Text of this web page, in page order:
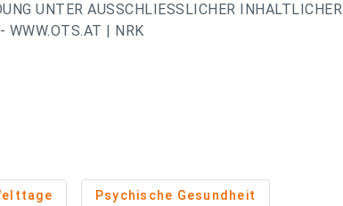
UNTER AUSSCHLIESSLICHER INHALTLICHER
WWW.OTS.AT | NRK
Psychische Gesundheit